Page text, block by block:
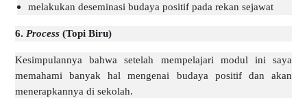
melakukan deseminasi budaya positif pada rekan sejawat
6. Process (Topi Biru)
Kesimpulannya bahwa setelah mempelajari modul ini saya
memahami banyak hal mengenai budaya positif dan akan
menerapkannya di sekolah.